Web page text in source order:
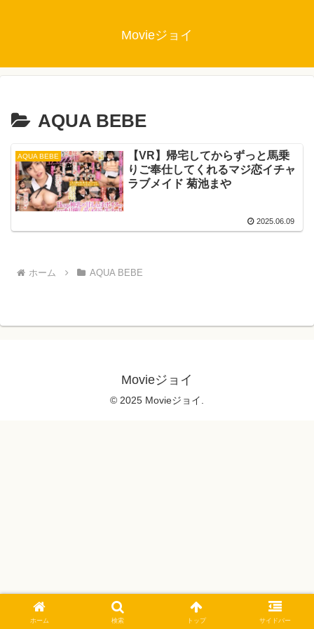
Movieジョイ
AQUA BEBE
AQUA BEBE
【VR】帰宅してからずっと馬乗
りご奉仕してくれるマジ恋イチャ
ラブメイド 菊池まや
2025.06.09
ホーム AQUA BEBE
Movieジョイ
© 2025 Movieジョイ.
ホーム 検索 トップ サイドバー